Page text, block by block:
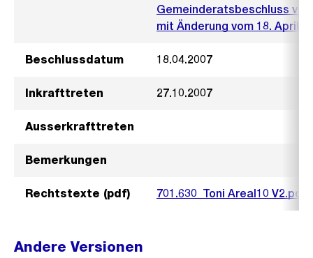
Gemeinderatsbeschluss
mit Änderung vom 18. April
Beschlussdatum 18.04.2007
Inkrafttreten 27.10.2007
Ausserkrafttreten
Bemerkungen
Rechtstexte (pdf) 701.630_Toni Areal10 V2.pdf
Andere Versionen